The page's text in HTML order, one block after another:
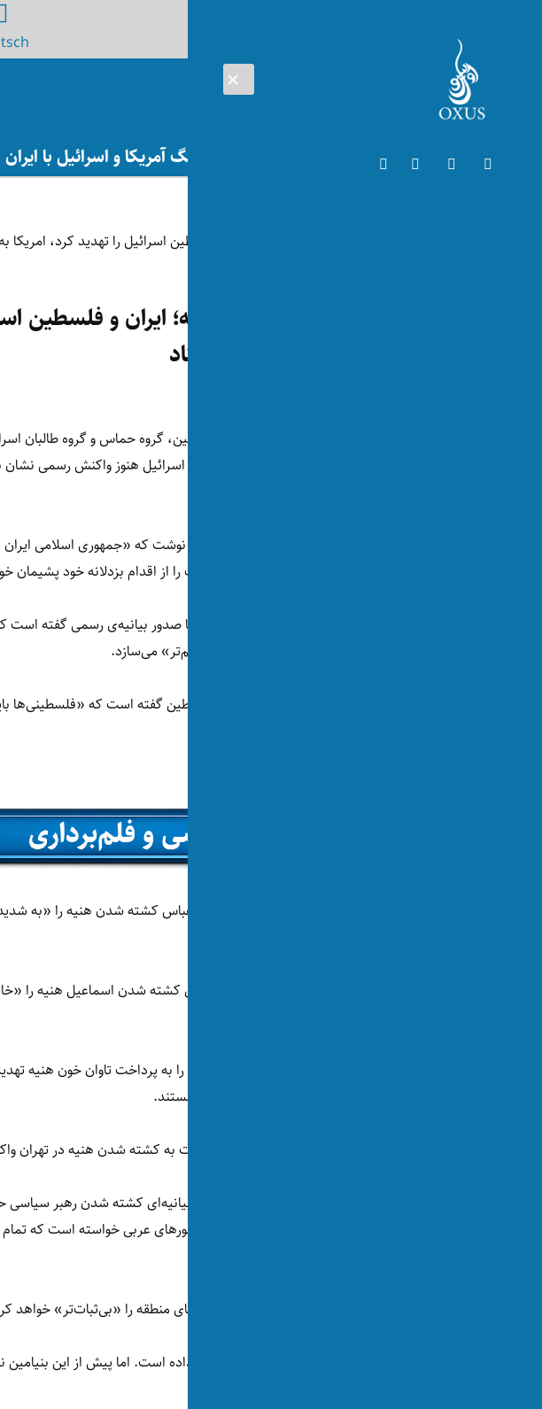
افغانستان جنگ آمریکا و اسرائیل با ایران
واکنش‌ها به کشته شدن هنیه؛ ایران و فلسطین
امریکا به دفاع از تل‌آویو ایستاد
دولت ایران، ریاست تشکیلات خودگردان فلسطین، گروه حماس و گروه طالبان
دانسته و به گرفتن انتقام او تهدید کرده‌اند، اما اسرائيل هنوز واکنش رسمی نشان
مسعود پزشکیان، رییس جمهور ایران در ایکس نوشت که «جمهوری اسلامی
افتخار و شرف خود دفاع، و اشغالگران تروریست را از اقدام بزدلانه خود پشیمان
ناصر کنعانی، سخنگوی وزارت خارجه ایران نیز با صدور بیانیه‌ی رسمی گفته
بلکه مرگ او پیوند ایران و فلسطین را «مستحکم‌تر» می‌سازد.
محمود عباس، رییس تشکیلات خودگردان فلسطین گفته است که «فلسطینی‌ها
براساس گزارش خبرگزاری فلسطینی وفا، آقای عباس کشته شدن هنیه را «به
جنبش مقاومت اسلامی(حماس) با نشر بیانیه‌ای کشته شدن اسماعیل هنیه را
سامی ابوزهری، یک مقام ارشد حماس اسرائيل را به پرداخت تاوان خون هنیه
رویداد آماده‌ی «پرداخت هزینه‌های مختلف» هستند.
در همین حال، گروه طالبان افغانستان نیز نسبت به کشته شدن هنیه در تهران
ذبیح‌الله مجاهد، سخنگوی گروه طالبان با نشر بیانیه‌ای کشته شدن رهبر
مسلمانان جهان» خوانده و از جهان اسلام و کشورهای عربی خواسته است که
طالبان افزوده‌اند که «جنایات اسراییل» کشورهای منطقه را «بی‌ثبات‌تر» خواهد
دولت اسرائیل اما تا هنوز هیچ واکنشی نشان نداده است. اما پیش از این بنیامین